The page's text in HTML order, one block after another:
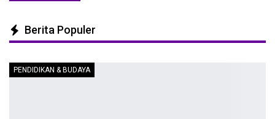
Berita Populer
PENDIDIKAN & BUDAYA